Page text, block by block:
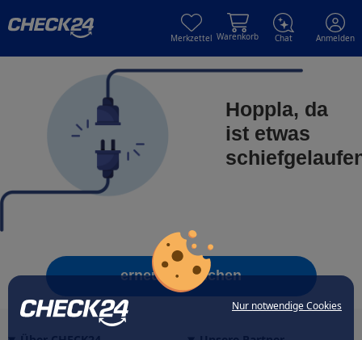
Nur notwendige Cookies
Merkzettel Warenkorb Chat Anmelden
Hoppla, da
ist etwas
erneut versuchen